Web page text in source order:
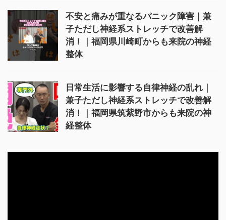
不安と痛みが重なるパニック障害｜兼
子ただし神経系ストレッチで改善解
消！｜福岡県川崎町からも来院の神経
整体
日常生活に影響する自律神経の乱れ｜
兼子ただし神経系ストレッチで改善解
消！｜福岡県筑紫野市からも来院の神
経整体